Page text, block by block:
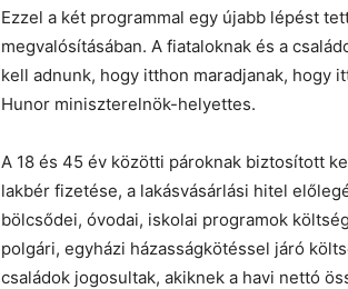
Ezzel a két programmal egy újabb lépést
megvalósításában. A fiataloknak és a
kell adnunk, hogy itthon maradjanak, hogy
Hunor miniszterelnök-helyettes.
A 18 és 45 év közötti pároknak biztosított
lakbér fizetése, a lakásvásárlási hitel
bölcsődei, óvodai, iskolai programok
polgári, egyházi házasságkötéssel járó
családok jogosultak, akiknek a havi nettó